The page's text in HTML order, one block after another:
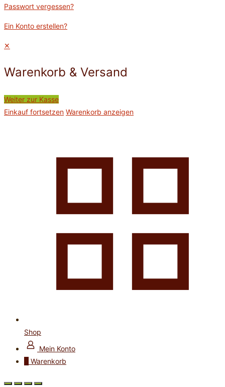
Passwort vergessen?
Ein Konto erstellen?
✕
Warenkorb & Versand
Weiter zur Kasse
Einkauf fortsetzen Warenkorb anzeigen
Shop
Mein Konto
Warenkorb